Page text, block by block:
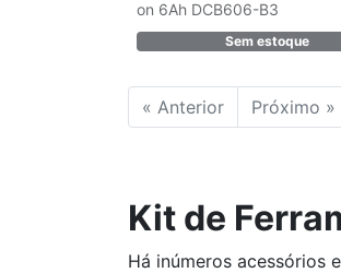
on 6Ah DCB606-B3
Sem estoque
« Anterior Próximo »
Kit de
Há inúmeros acessórios